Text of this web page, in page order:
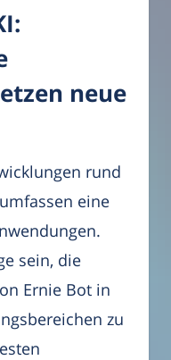
neue
rund
eine
sein, die
Ernie Bot in
zu